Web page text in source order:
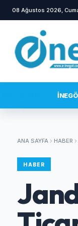
08 Ağustos 2026,
ANA SAYFA HABER
HABER